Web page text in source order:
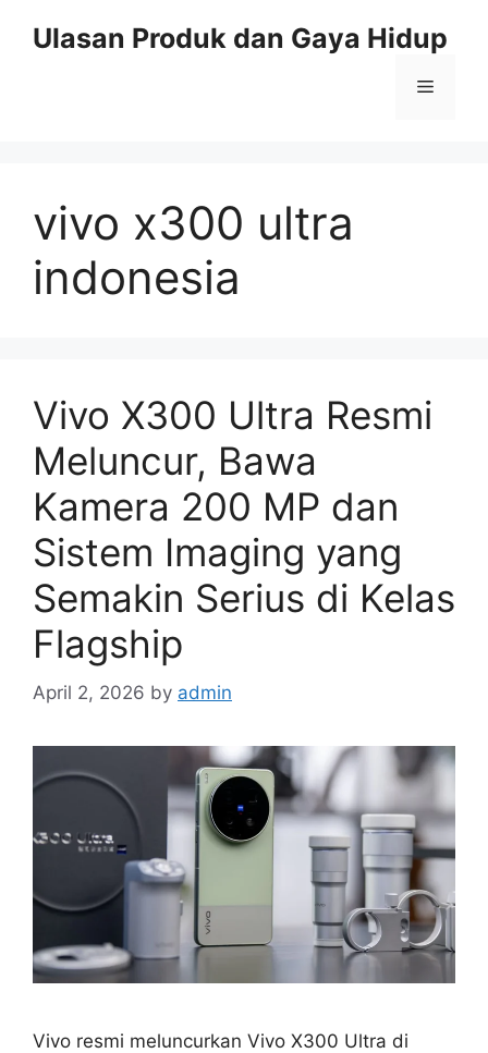
Ulasan Produk dan Gaya Hidup
Menu
vivo x300 ultra
indonesia
Vivo X300 Ultra Resmi
Meluncur, Bawa
Kamera 200 MP dan
Sistem Imaging yang
Semakin Serius di Kelas
Flagship
April 2, 2026 by admin
Vivo resmi meluncurkan Vivo X300 Ultra di